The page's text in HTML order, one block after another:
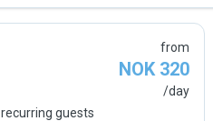
recurring guests
from
NOK 320
/day